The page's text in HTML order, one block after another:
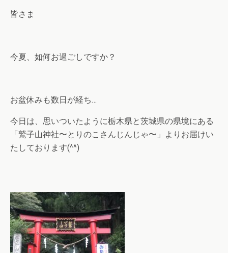
皆さま
今夏、如何お過ごしですか？
お盆休みも数日が経ち…
今日は、思いついたように栃木県と茨城県の県境にある
「鷲子山神社〜とりのこさんじんじゃ〜」よりお届けい
たしております(^^)